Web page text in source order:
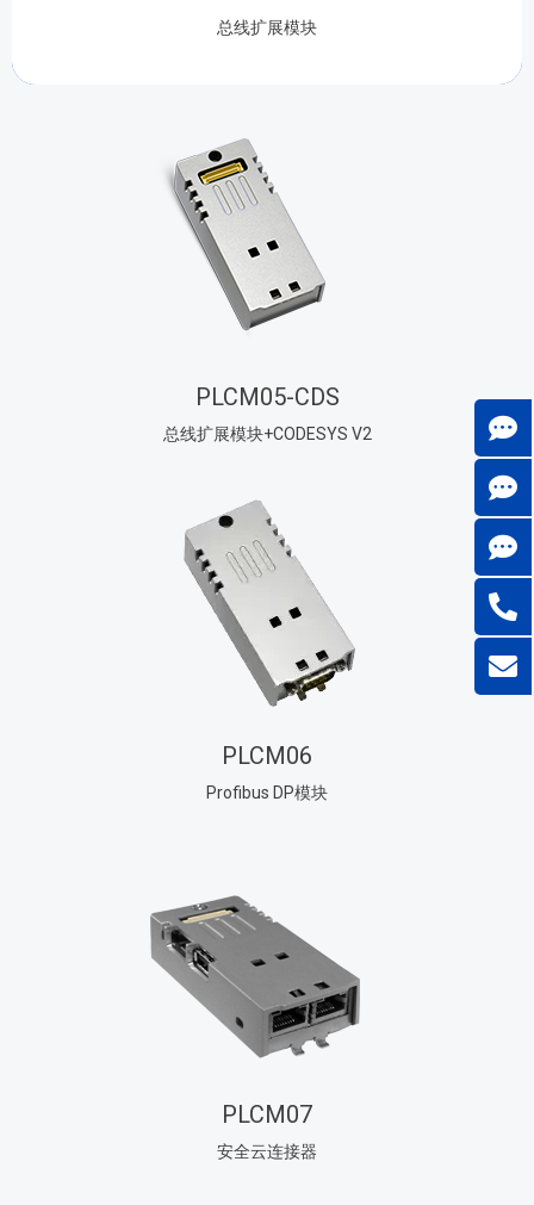
总线扩展模块
PLCM05-CDS
总线扩展模块+CODESYS V2
PLCM06
Profibus DP模块
PLCM07
安全云连接器